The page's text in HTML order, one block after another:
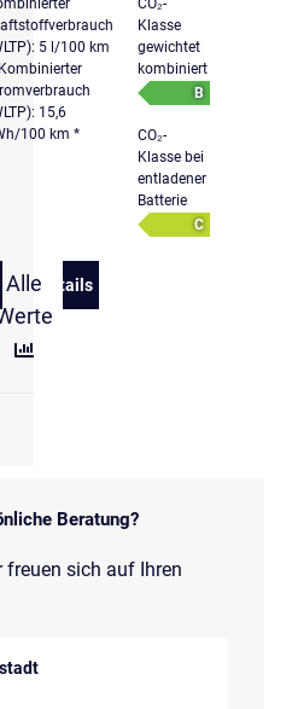
GTE 1,5 l eHybrid OPF 130 kW
Volkswagen Golf VIII 1.5 TSI
5 l/100 km
15,6
100 km *
Klasse
gewichtet
kombiniert
B
CO₂-
Klasse bei
entladener
Batterie
C
AlleDetails
zu Volkswagen Golf Life
Beratung?
freuen sich auf Ihren